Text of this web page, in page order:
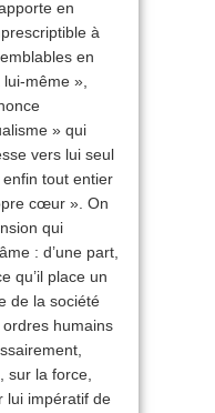
en
à
en
même »,
» qui
vers lui seul
tout entier
cœur ». On
qui
: d’une part,
qu’il place un
de la société
humains
sur la force,
lui impératif de